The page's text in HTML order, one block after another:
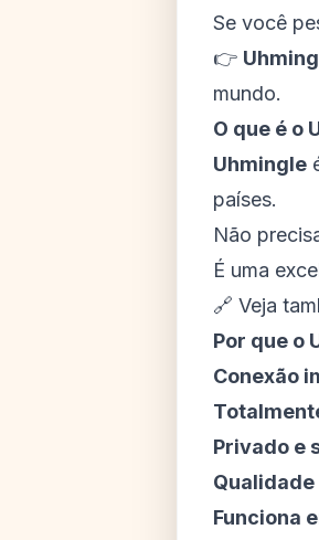
Se você
👉
mundo.
O que é o
Uhmingle
países.
Não
É uma
🔗 Veja
Por que o
Conexão
Privado e
Qualidade
Funciona